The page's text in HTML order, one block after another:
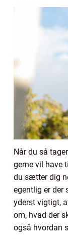
Når du så
gerne vil have
du sætter dig
egentlig er der
yderst vigtigt,
om, hvad der
også hvordan